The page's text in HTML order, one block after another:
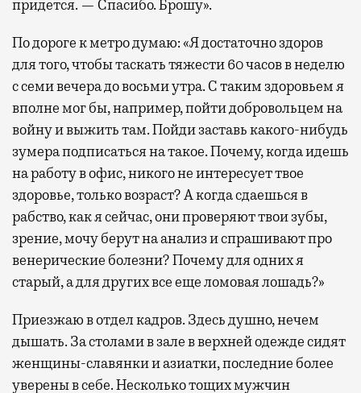
придется. — Спасибо. Брошу».
По дороге к метро думаю: «Я достаточно здоров
для того, чтобы таскать тяжести 60 часов в неделю
с семи вечера до восьми утра. С таким здоровьем я
вполне мог бы, например, пойти добровольцем на
войну и выжить там. Пойди заставь какого-нибудь
зумера подписаться на такое. Почему, когда идешь
на работу в офис, никого не интересует твое
здоровье, только возраст? А когда сдаешься в
рабство, как я сейчас, они проверяют твои зубы,
зрение, мочу берут на анализ и спрашивают про
венерические болезни? Почему для одних я
старый, а для других все еще ломовая лошадь?»
Приезжаю в отдел кадров. Здесь душно, нечем
дышать. За столами в зале в верхней одежде сидят
женщины-славянки и азиатки, последние более
уверены в себе. Несколько тощих мужчин